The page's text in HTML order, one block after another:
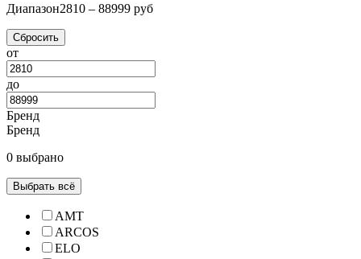
Диапазон2810 – 88999 руб
Сбросить
от
до
Бренд
Бренд
0 выбрано
Выбрать всё
AMT
ARCOS
ELO